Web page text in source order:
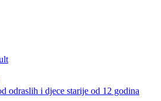
odraslih i djece starije od 12 godina